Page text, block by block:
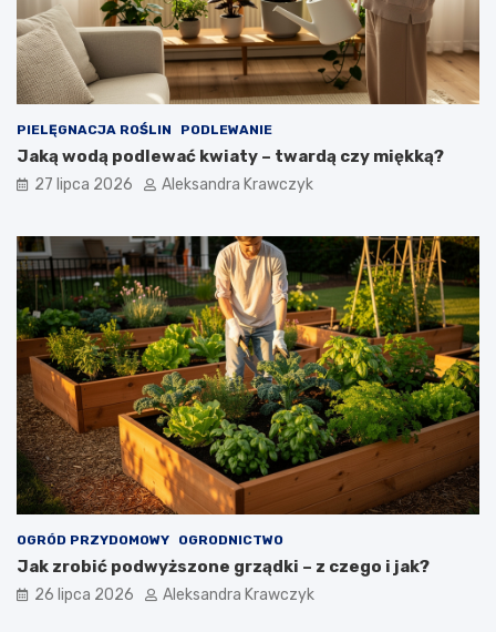
PIELĘGNACJA ROŚLIN PODLEWANIE
Jaką wodą podlewać kwiaty – twardą czy miękką?
27 lipca 2026 Aleksandra Krawczyk
OGRÓD PRZYDOMOWY OGRODNICTWO
Jak zrobić podwyższone grządki – z czego i jak?
26 lipca 2026 Aleksandra Krawczyk